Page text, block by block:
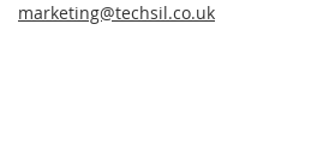
marketing@techsil.co.uk